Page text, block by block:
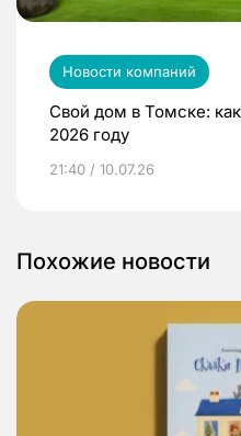
Новости компаний
Свой дом в Томске:
2026 году
21:40 / 10.07.26
Похожие новости